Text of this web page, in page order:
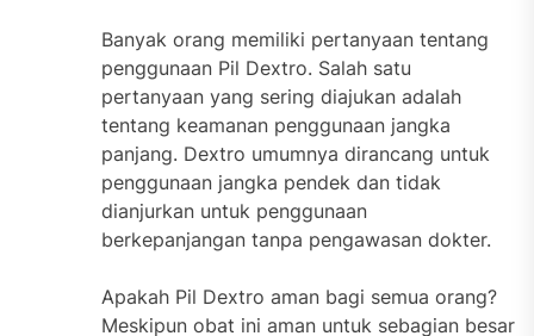
Banyak orang memiliki pertanyaan tentang
penggunaan Pil Dextro. Salah satu
pertanyaan yang sering diajukan adalah
tentang keamanan penggunaan jangka
panjang. Dextro umumnya dirancang untuk
penggunaan jangka pendek dan tidak
dianjurkan untuk penggunaan
berkepanjangan tanpa pengawasan dokter.
Apakah Pil Dextro aman bagi semua orang?
Meskipun obat ini aman untuk sebagian besar